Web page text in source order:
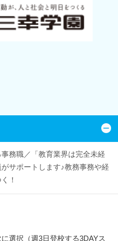
務職／「教育業界は完全未経
サポートします♪教務事務や経
！
選択（週3日登校する3DAYス